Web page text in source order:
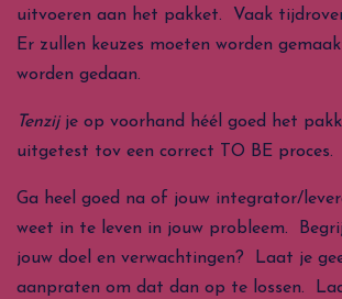
uitvoeren aan het pakket. Vaak
Er zullen keuzes moeten worden
worden gedaan.
Tenzij je op voorhand héél goed het
uitgetest tov een correct TO BE proces.
Ga heel goed na of jouw integrator/
weet in te leven in jouw probleem.
jouw doel en verwachtingen? Laat je
aanpraten om dat dan op te lossen.